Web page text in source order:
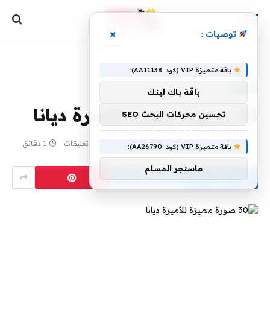
بواسطة yaraa لا توجد تعليقات 1 دقائق
توصيات : ×
باقة متميزة VIP (كود: AA11138):
باقة باك لينك
تحسين محركات البحث SEO
باقة متميزة VIP (كود: AA26790):
ماسنجر المسلم